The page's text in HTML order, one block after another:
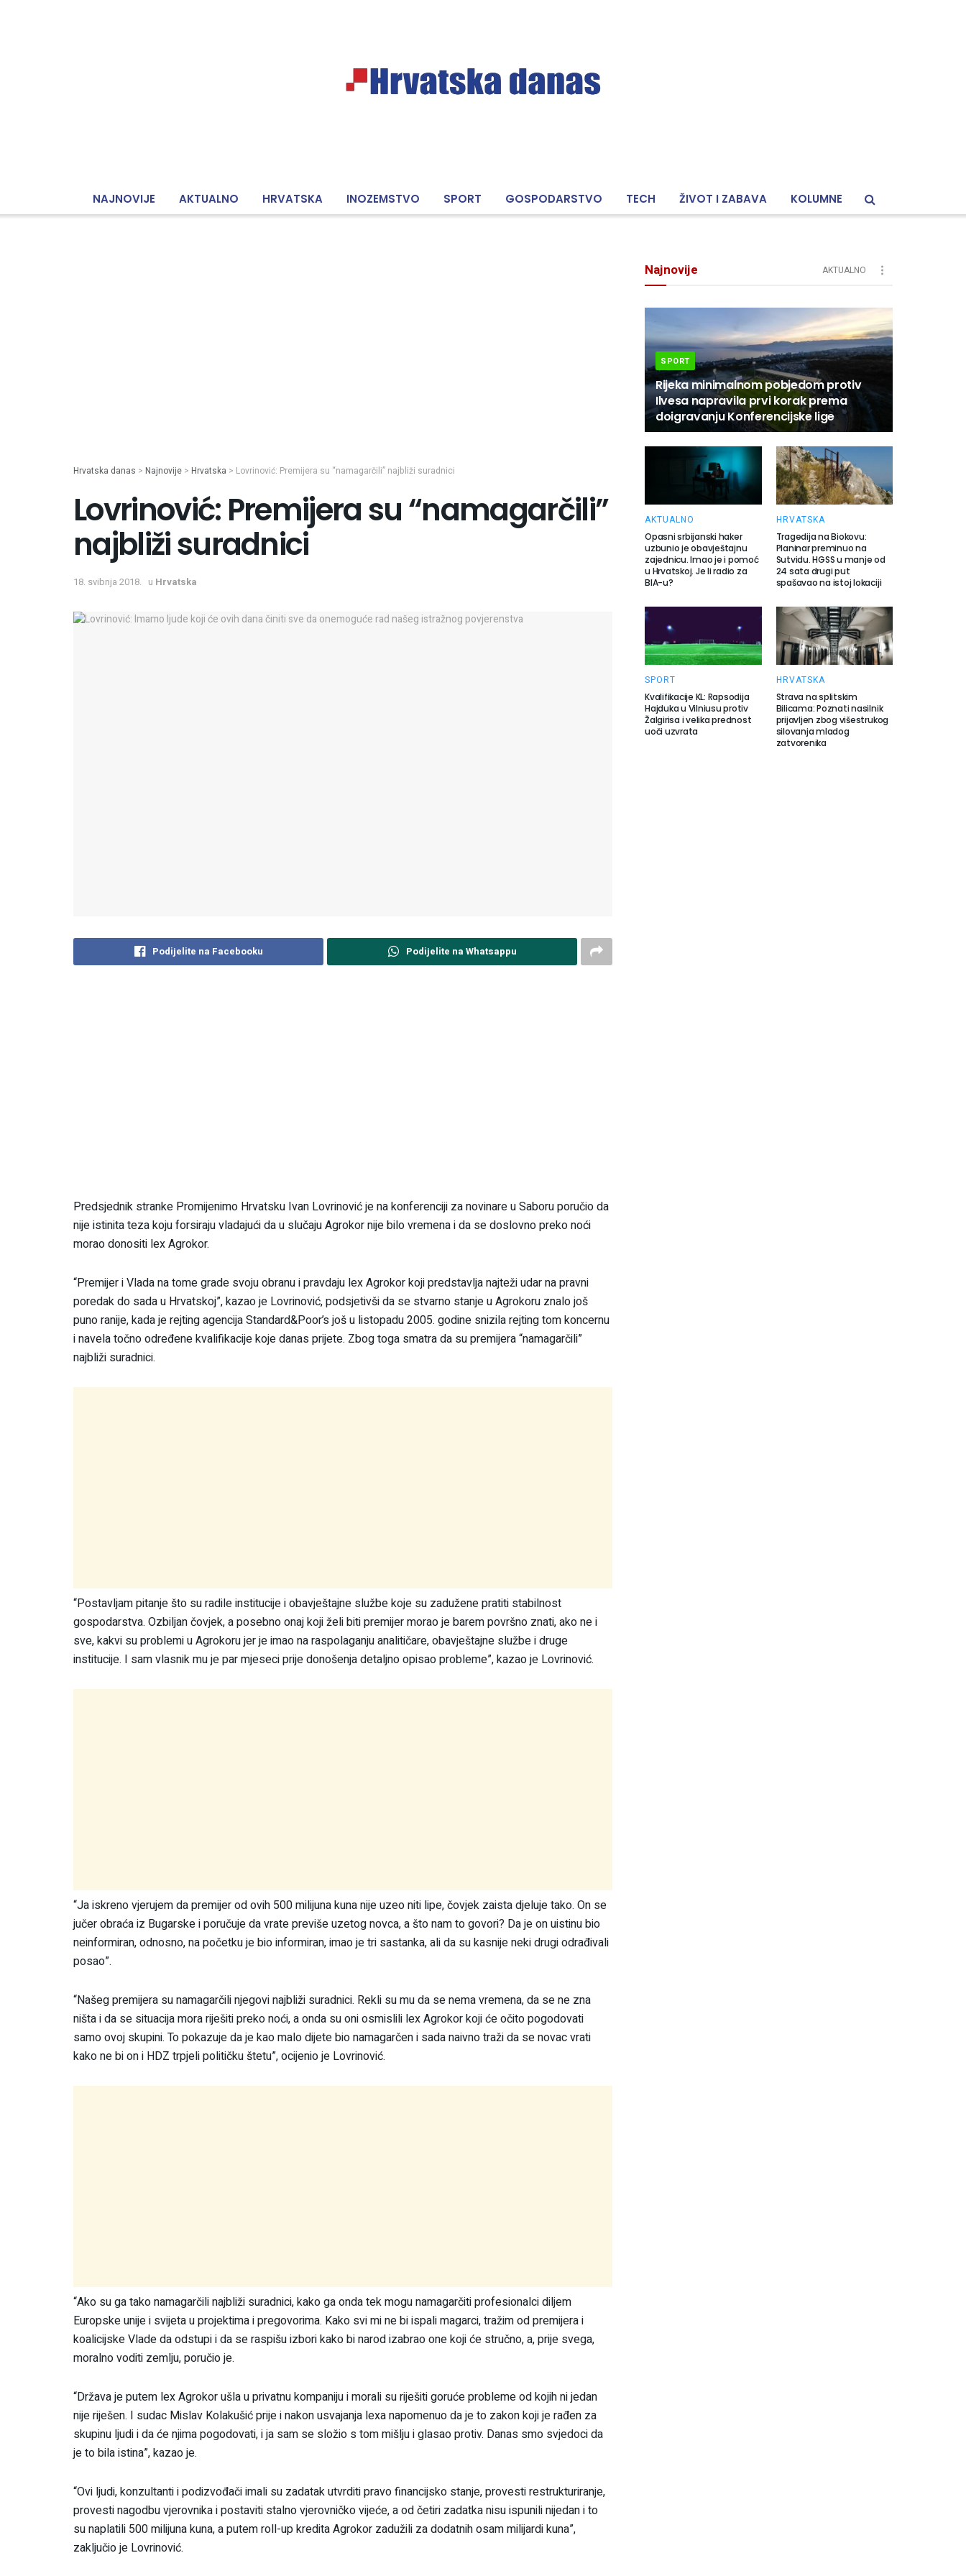
NAJNOVIJE AKTUALNO HRVATSKA INOZEMSTVO SPORT GOSPODARSTVO TECH ŽIVOT I ZABAVA KOLUMNE
Hrvatska danas > Najnovije > Hrvatska > Lovrinović: Premijera su “namagarčili” najbliži suradnici
Lovrinović: Premijera su “namagarčili”
najbliži suradnici
18. svibnja 2018. u Hrvatska
Podijelite na Facebooku Podijelite na Whatsappu
Predsjednik stranke Promijenimo Hrvatsku Ivan Lovrinović je na konferenciji za novinare u Saboru poručio da
nije istinita teza koju forsiraju vladajući da u slučaju Agrokor nije bilo vremena i da se doslovno preko noći
morao donositi lex Agrokor.
“Premijer i Vlada na tome grade svoju obranu i pravdaju lex Agrokor koji predstavlja najteži udar na pravni
poredak do sada u Hrvatskoj”, kazao je Lovrinović, podsjetivši da se stvarno stanje u Agrokoru znalo još
puno ranije, kada je rejting agencija Standard&Poor’s još u listopadu 2005. godine snizila rejting tom koncernu
i navela točno određene kvalifikacije koje danas prijete. Zbog toga smatra da su premijera “namagarčili”
najbliži suradnici.
“Postavljam pitanje što su radile institucije i obavještajne službe koje su zadužene pratiti stabilnost
gospodarstva. Ozbiljan čovjek, a posebno onaj koji želi biti premijer morao je barem površno znati, ako ne i
sve, kakvi su problemi u Agrokoru jer je imao na raspolaganju analitičare, obavještajne službe i druge
institucije. I sam vlasnik mu je par mjeseci prije donošenja detaljno opisao probleme”, kazao je Lovrinović.
“Ja iskreno vjerujem da premijer od ovih 500 milijuna kuna nije uzeo niti lipe, čovjek zaista djeluje tako. On se
jučer obraća iz Bugarske i poručuje da vrate previše uzetog novca, a što nam to govori? Da je on uistinu bio
neinformiran, odnosno, na početku je bio informiran, imao je tri sastanka, ali da su kasnije neki drugi odrađivali
posao”.
“Našeg premijera su namagarčili njegovi najbliži suradnici. Rekli su mu da se nema vremena, da se ne zna
ništa i da se situacija mora riješiti preko noći, a onda su oni osmislili lex Agrokor koji će očito pogodovati
samo ovoj skupini. To pokazuje da je kao malo dijete bio namagarčen i sada naivno traži da se novac vrati
kako ne bi on i HDZ trpjeli političku štetu”, ocijenio je Lovrinović.
“Ako su ga tako namagarčili najbliži suradnici, kako ga onda tek mogu namagarčiti profesionalci diljem
Europske unije i svijeta u projektima i pregovorima. Kako svi mi ne bi ispali magarci, tražim od premijera i
koalicijske Vlade da odstupi i da se raspišu izbori kako bi narod izabrao one koji će stručno, a, prije svega,
moralno voditi zemlju, poručio je.
“Država je putem lex Agrokor ušla u privatnu kompaniju i morali su riješiti goruće probleme od kojih ni jedan
nije riješen. I sudac Mislav Kolakušić prije i nakon usvajanja lexa napomenuo da je to zakon koji je rađen za
skupinu ljudi i da će njima pogodovati, i ja sam se složio s tom mišlju i glasao protiv. Danas smo svjedoci da
je to bila istina”, kazao je.
“Ovi ljudi, konzultanti i podizvođači imali su zadatak utvrditi pravo financijsko stanje, provesti restrukturiranje,
provesti nagodbu vjerovnika i postaviti stalno vjerovničko vijeće, a od četiri zadatka nisu ispunili nijedan i to
su naplatili 500 milijuna kuna, a putem roll-up kredita Agrokor zadužili za dodatnih osam milijardi kuna”,
zaključio je Lovrinović.
Najnovije AKTUALNO
SPORT
Rijeka minimalnom pobjedom protiv
Ilvesa napravila prvi korak prema
doigravanju Konferencijske lige
AKTUALNO
Opasni srbijanski haker
uzbunio je obavještajnu
zajednicu. Imao je i pomoć
u Hrvatskoj. Je li radio za
BIA-u?
HRVATSKA
Tragedija na Biokovu:
Planinar preminuo na
Sutvidu. HGSS u manje od
24 sata drugi put
spašavao na istoj lokaciji
SPORT
Kvalifikacije KL: Rapsodija
Hajduka u Vilniusu protiv
Žalgirisa i velika prednost
uoči uzvrata
HRVATSKA
Strava na splitskim
Bilicama: Poznati nasilnik
prijavljen zbog višestrukog
silovanja mladog
zatvorenika